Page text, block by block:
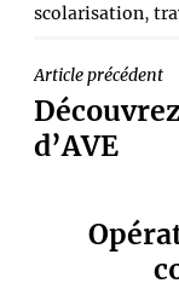
scolarisation,
DE
L’ARTICLE
Article précédent
d’AVE